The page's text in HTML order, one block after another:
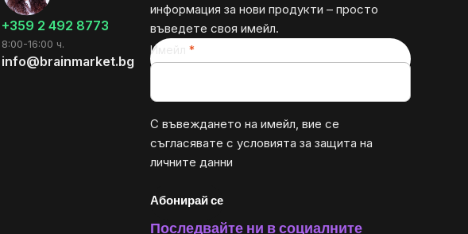
+359 2 492 8773
8:00-16:00 ч.
info@brainmarket.bg
информация за нови продукти – просто
въведете своя имейл.
Имейл
С въвеждането на имейл, вие се
съгласявате с условията за защита на
личните данни
Абонирай се
Последвайте ни в социалните